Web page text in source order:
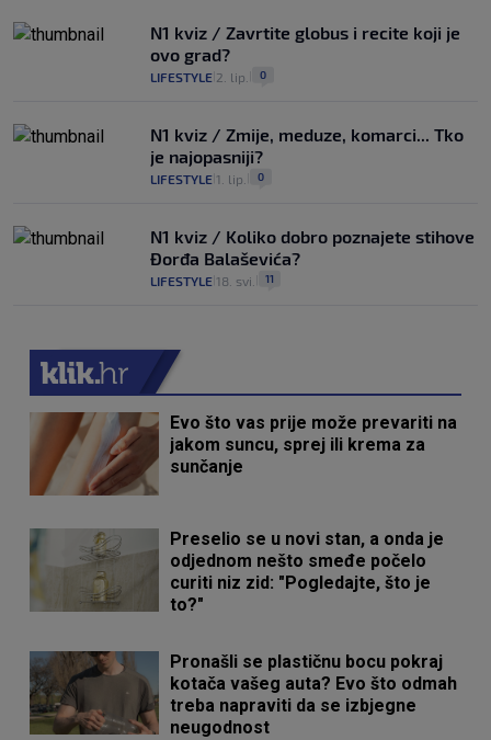
N1 kviz / Zavrtite globus i recite koji je
ovo grad?
LIFESTYLE 2. lip. 0
N1 kviz / Zmije, meduze, komarci... Tko
je najopasniji?
LIFESTYLE 1. lip. 0
N1 kviz / Koliko dobro poznajete stihove
Đorđa Balaševića?
LIFESTYLE 18. svi. 11
Evo što vas prije može prevariti na
jakom suncu, sprej ili krema za
sunčanje
Preselio se u novi stan, a onda je
odjednom nešto smeđe počelo
curiti niz zid: "Pogledajte, što je
to?"
Pronašli se plastičnu bocu pokraj
kotača vašeg auta? Evo što odmah
treba napraviti da se izbjegne
neugodnost